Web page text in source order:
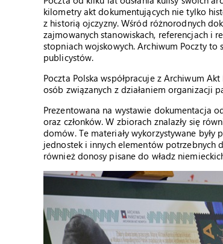
kilometry akt dokumentujących nie tylko
z historią ojczyzny. Wśród różnorodnych
zajmowanych stanowiskach, referencjach i
stopniach wojskowych. Archiwum Poczty
publicystów.
Poczta Polska współpracuje z Archiwum
osób związanych z działaniem organizacji
Prezentowana na wystawie dokumentacja
oraz członków. W zbiorach znalazły się
domów. Te materiały wykorzystywane
jednostek i innych elementów potrzebnych
również donosy pisane do władz